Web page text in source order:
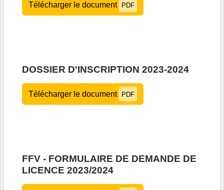
Télécharger le document PDF
DOSSIER D'INSCRIPTION 2023-2024
Télécharger le document PDF
FFV - FORMULAIRE DE DEMANDE DE
LICENCE 2023/2024